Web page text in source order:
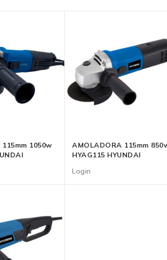
1050w
AMOLADORA 115mm 850w
HYAG115 HYUNDAI
Login